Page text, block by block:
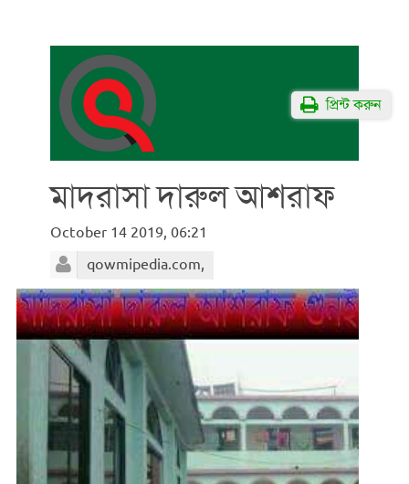
মাদরাসা দারুল আশরাফ
October 14 2019, 06:21
qowmipedia.com,
প্রিন্ট করুন